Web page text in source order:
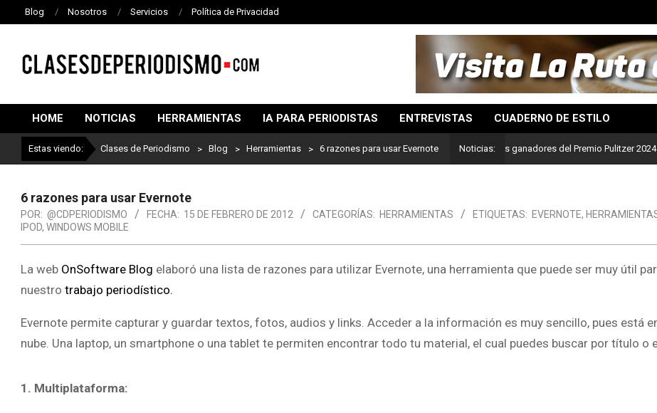
Blog Nosotros Servicios Política de Privacidad
DE
PERIODISMO
HOME NOTICIAS HERRAMIENTAS IA PARA PERIODISTAS ENTREVISTAS CUADERNO DE ESTILO
Estas viendo: Clases de Periodismo > Blog > Herramientas > 6 razones para usar Evernote Noticias:
Lo mejor del periodismo: Estos son los ganadores del Premio Pulitzer 2024
6 razones para usar Evernote
POR: @CDPERIODISMO FECHA: 15 DE FEBRERO DE 2012 CATEGORÍAS: HERRAMIENTAS ETIQUETAS: EVERNOTE,
IPOD, WINDOWS MOBILE
La web OnSoftware Blog elaboró una lista de razones para utilizar Evernote, una herramienta que puede ser muy útil
nuestro trabajo periodístico.
Evernote permite capturar y guardar textos, fotos, audios y links. Acceder a la información es muy sencillo, pues está
nube. Una laptop, un smartphone o una tablet te permiten encontrar todo tu material, el cual puedes buscar por título o
1. Multiplataforma: